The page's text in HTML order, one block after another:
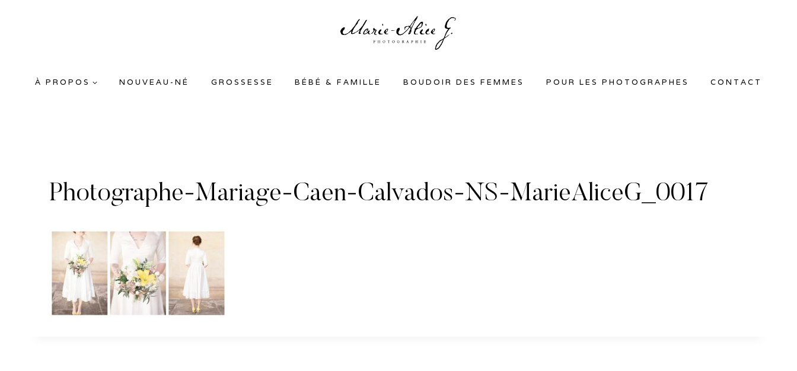
À PROPOS NOUVEAU-NÉ GROSSESSE BÉBÉ & FAMILLE BOUDOIR DES FEMMES POUR LES PHOTOGRAPHES CONTACT
Photographe-Mariage-Caen-Calvados-NS-MarieAliceG_0017